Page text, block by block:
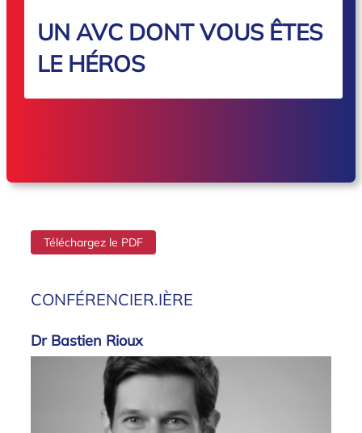
UN AVC DONT VOUS ÊTES
LE HÉROS
CONFÉRENCIER.IÈRE
Dr Bastien Rioux
Téléchargez le PDF